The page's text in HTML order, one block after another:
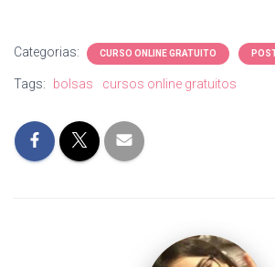
Categorias: CURSO ONLINE GRATUITO
Tags: bolsas cursos online gratuitos